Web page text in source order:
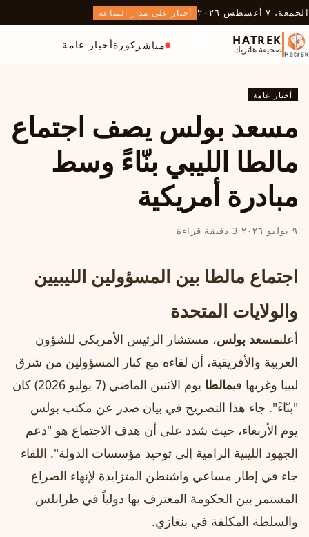
الجمعة، ٧ أغسطس ٢٠٢٦ أخبار على مدار الساعة
HATREK
صحيفة هاتريك مباشر كورةأخبار عامة
أخبار عامة
مسعد بولس يصف اجتماع
مالطا الليبي بنّاءً وسط
مبادرة أمريكية
٩ يوليو ٢٠٢٦ ·3 دقيقة قراءة
اجتماع مالطا بين المسؤولين الليبيين
والولايات المتحدة
أعلنمسعد بولس، مستشار الرئيس الأمريكي للشؤون
العربية والأفريقية، أن لقاءه مع كبار المسؤولين من شرق
ليبيا وغربها فيمالطا
يوم الاثنين الماضي (7 يوليو 2026) كان
"بنّاءً". جاء هذا التصريح في بيان صدر عن مكتب بولس
يوم الأربعاء، حيث شدد على أن هدف الاجتماع هو "دعم
الجهود الليبية الرامية إلى توحيد مؤسسات الدولة". اللقاء
جاء في إطار مساعي واشنطن المتزايدة لإنهاء الصراع
المستمر بين الحكومة المعترف بها دولياً في طرابلس
والسلطة المكلفة في بنغازي.